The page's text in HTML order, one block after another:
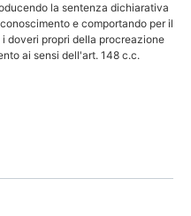
la sentenza dichiarativa
e comportando per il
i doveri propri della procreazione
ai sensi dell'art. 148 c.c.